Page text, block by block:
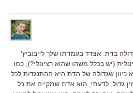
בדת. אצדד בעמדתו שלך לייבוביץ'
(יש בכלל משהו שהוא רציונלי?), כמו
כיוון שגדולה של הדת היא ההתנגדות לכל
גדול, לדעתי, הוא אדם שמקיים את כל